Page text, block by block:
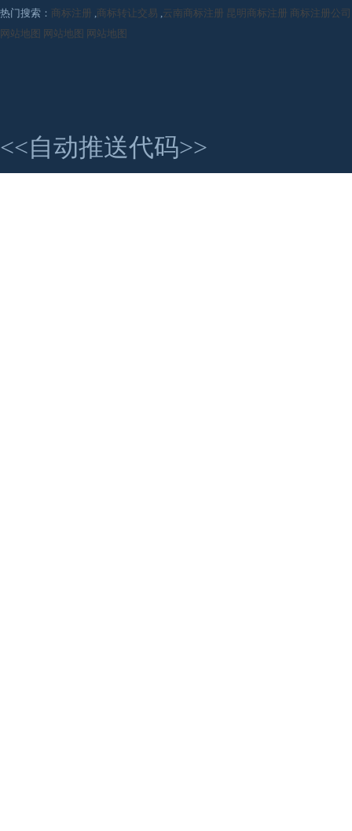
热门搜索： 商标注册 ,商标转让交易 ,云南商标注册 昆明商标注册
商标注册公司
网站地图 网站地图 网站地图
<<自动推送代码>>